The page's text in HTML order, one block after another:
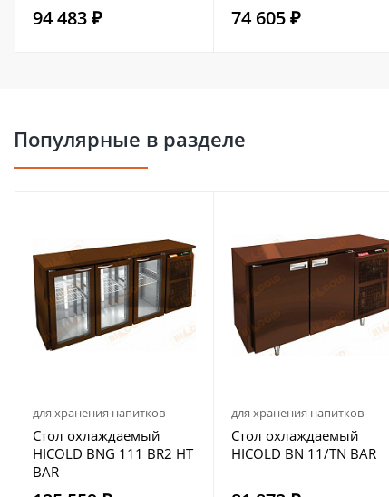
94 483 ₽ 74 605 ₽
Популярные в разделе
для хранения напитков
Стол охлаждаемый
HICOLD BNG 111 BR2 HT
BAR
для хранения напитков
Стол охлаждаемый
HICOLD BN 11/TN BAR